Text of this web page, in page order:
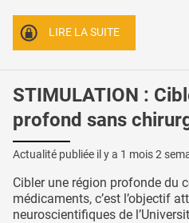
LIRE LA SUITE
STIMULATION :
profond sans
Actualité publiée il y a 1 mois 2
Cibler une région profonde du
médicaments, c’est l’objectif
neuroscientifiques de